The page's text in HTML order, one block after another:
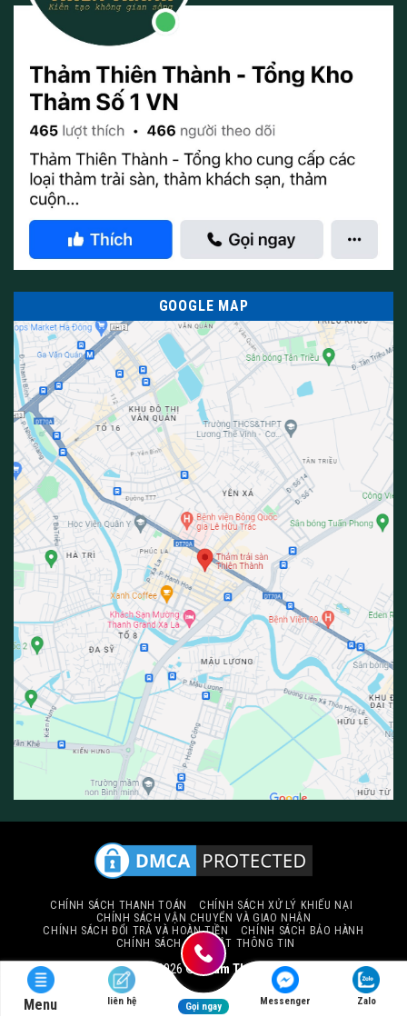
GOOGLE MAP
CHÍNH SÁCH THANH TOÁN
CHÍNH SÁCH XỬ LÝ KHIẾU NẠI
CHÍNH SÁCH VẬN CHUYỂN VÀ GIAO NHẬN
CHÍNH SÁCH ĐỔI TRẢ VÀ HOÀN TIỀN
CHÍNH SÁCH BẢO HÀNH
CHÍNH SÁCH BẢO MẬT THÔNG TIN
Copyright 2026 © Thảm Thiên Thành
Menu liên hệ Gọi ngay Messenger Zalo